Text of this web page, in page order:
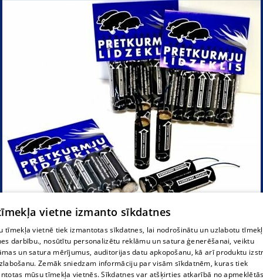
līdzeklis pret kurmjiem
vietne izmanto sīkdatnes
tīmekļa vietnē tiek izmantotas sīkdatnes, lai nodrošinātu un uzlabotu
darbību., nosūtītu personalizētu reklāmu un satura ģenerēšanai, veiktu
un satura mērījumus, auditorijas datu apkopošanu, kā arī produktu
Zemāk sniedzam informāciju par visām sīkdatnēm, kuras tiek
mūsu tīmekļa vietnēs. Sīkdatnes var atšķirties atkarībā no